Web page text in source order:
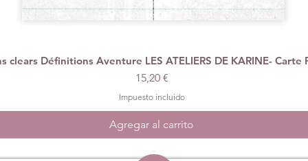
Vista rápida
clears Définitions Aventure LES ATELIERS DE KARINE- Carte
Precio
15,20 €
Impuesto incluido
Agregar al carrito